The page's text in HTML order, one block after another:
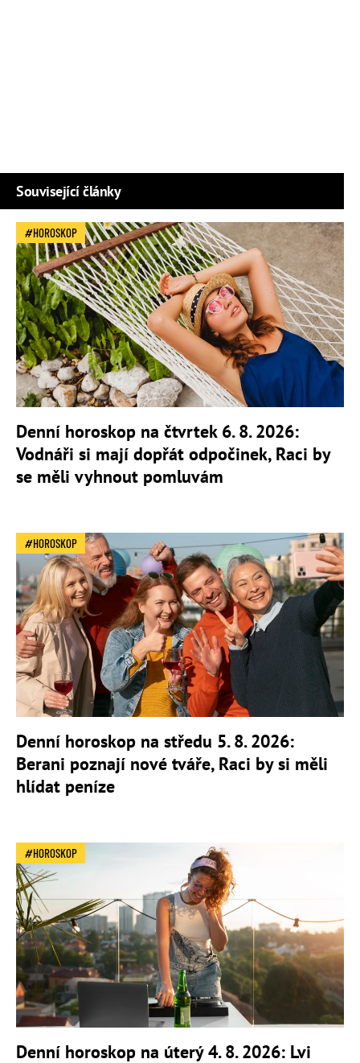
Související články
HOROSKOP
Denní horoskop na čtvrtek 6. 8. 2026:
Vodnáři si mají dopřát odpočinek, Raci by
se měli vyhnout pomluvám
HOROSKOP
Denní horoskop na středu 5. 8. 2026:
Berani poznají nové tváře, Raci by si měli
hlídat peníze
HOROSKOP
Denní horoskop na úterý 4. 8. 2026: Lvi